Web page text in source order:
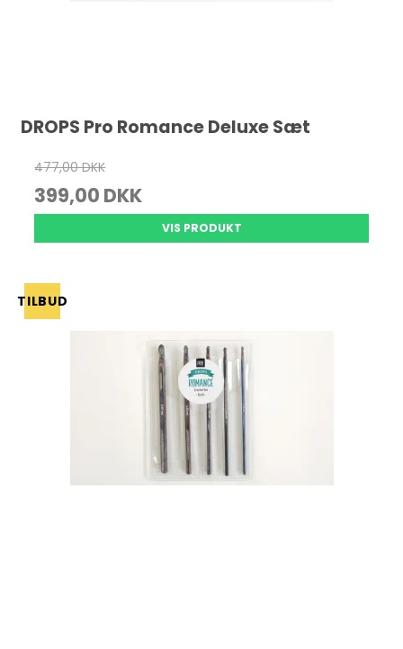
DROPS Pro Romance Deluxe Sæt
477,00 DKK
399,00 DKK
VIS PRODUKT
TILBUD